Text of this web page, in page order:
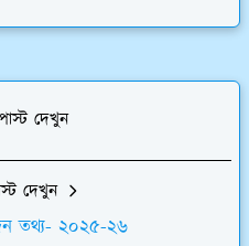
দেখুন
দেখুন
তথ্য- ২০২৫-২৬